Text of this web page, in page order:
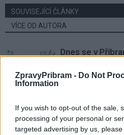
ZpravyPribram - Do Not
Information
If you wish to opt-out of the sale,
processing of your personal or
targeted advertising by us,
SOUVISEJÍCÍ ČLÁNKY
VÍCE OD AUTORA
Kultura
Dnes se v
i hudební a
Dobříšsko
jedinečnou
s dalšími žánry i